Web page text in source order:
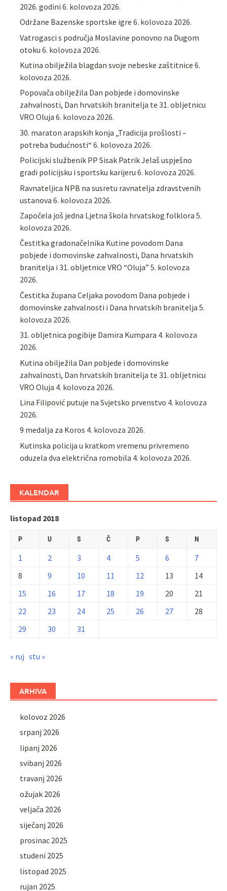
2026. godini 6. kolovoza 2026.
Održane Bazenske sportske igre 6. kolovoza 2026.
Vatrogasci s područja Moslavine ponovno na Dugom
otoku 6. kolovoza 2026.
Kutina obilježila blagdan svoje nebeske zaštitnice 6.
kolovoza 2026.
Popovača obilježila Dan pobjede i domovinske
zahvalnosti, Dan hrvatskih branitelja te 31. obljetnicu
VRO Oluja 6. kolovoza 2026.
30. maraton arapskih konja „Tradicija prošlosti –
potreba budućnosti“ 6. kolovoza 2026.
Policijski službenik PP Sisak Patrik Jelaš uspješno
gradi policijsku i sportsku karijeru 6. kolovoza 2026.
Ravnateljica NPB na susretu ravnatelja zdravstvenih
ustanova 6. kolovoza 2026.
Započela još jedna Ljetna škola hrvatskog folklora 5.
kolovoza 2026.
Čestitka gradonačelnika Kutine povodom Dana
pobjede i domovinske zahvalnosti, Dana hrvatskih
branitelja i 31. obljetnice VRO “Oluja” 5. kolovoza
2026.
Čestitka župana Celjaka povodom Dana pobjede i
domovinske zahvalnosti i Dana hrvatskih branitelja 5.
kolovoza 2026.
31. obljetnica pogibije Damira Kumpara 4. kolovoza
2026.
Kutina obilježila Dan pobjede i domovinske
zahvalnosti, Dan hrvatskih branitelja te 31. obljetnicu
VRO Oluja 4. kolovoza 2026.
Lina Filipović putuje na Svjetsko prvenstvo 4. kolovoza
2026.
9 medalja za Koros 4. kolovoza 2026.
Kutinska policija u kratkom vremenu privremeno
oduzela dva električna romobila 4. kolovoza 2026.
KALENDAR
listopad 2018
P U S Č P S N
1 2 3 4 5 6
7
8
9 10 11 12 13
14
15
16 17 18 19 20
21
22
23 24 25 26 27
28
29
30 31
« ruj stu »
ARHIVA
kolovoz 2026
srpanj 2026
lipanj 2026
svibanj 2026
travanj 2026
ožujak 2026
veljača 2026
siječanj 2026
prosinac 2025
studeni 2025
listopad 2025
rujan 2025